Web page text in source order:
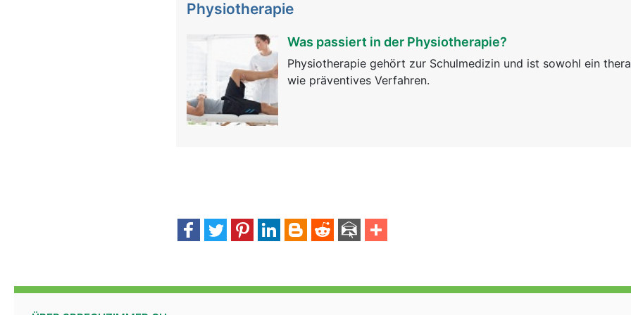
Physiotherapie
Was passiert in der Physiotherapie?
Physiotherapie gehört zur Schulmedizin und ist sowohl ein
wie präventives Verfahren.